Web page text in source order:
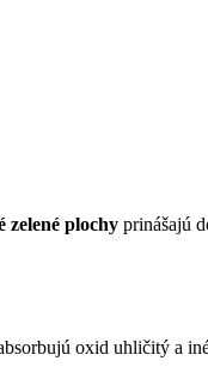
zelené plochy prinášajú
oxid uhličitý a